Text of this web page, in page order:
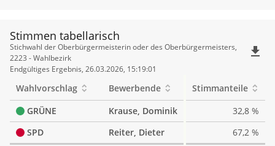
Stimmen tabellarisch
Stimmen
tabellarisch
Stichwahl der Oberbürgermeisterin oder des Oberbürgermeisters,
2223 - Wahlbezirk
Endgültiges Ergebnis, 26.03.2026, 15:19:01
file_download
Wahlvorschlag Bewerbende
Stimmanteile
GRÜNE
Krause, Dominik
32,8 %
SPD
Reiter, Dieter
67,2 %